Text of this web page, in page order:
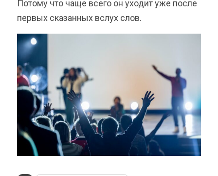
Потому что чаще всего он уходит уже после
первых сказанных вслух слов.